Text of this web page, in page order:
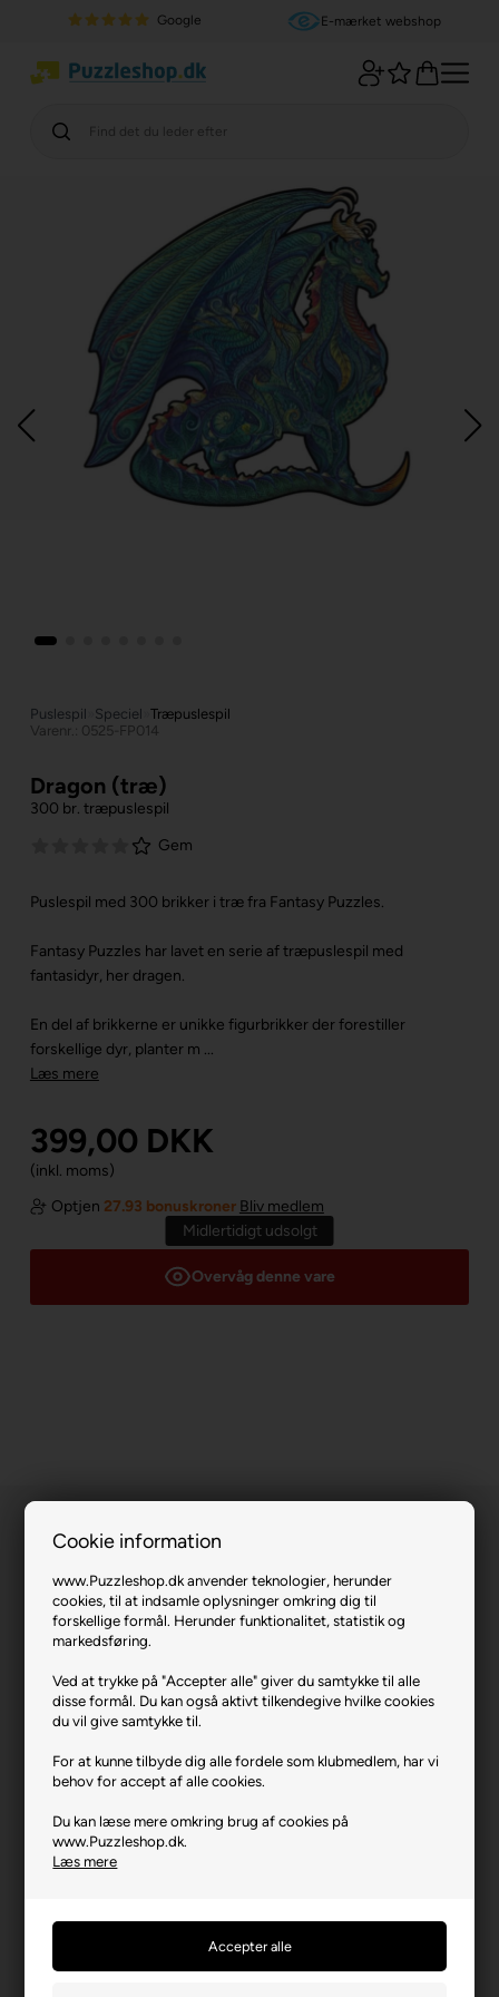
Cookie information
www.Puzzleshop.dk anvender teknologier, herunder
cookies, til at indsamle oplysninger omkring dig til
forskellige formål. Herunder funktionalitet, statistik og
markedsføring.
Ved at trykke på "Accepter alle" giver du samtykke til alle
disse formål. Du kan også aktivt tilkendegive hvilke cookies
du vil give samtykke til.
For at kunne tilbyde dig alle fordele som klubmedlem, har vi
behov for accept af alle cookies.
Du kan læse mere omkring brug af cookies på
www.Puzzleshop.dk.
Læs mere
Google E-mærket webshop
Puslespil Speciel Træpuslespil
Varenr.: 0525-FP014
Dragon (træ)
300 br. træpuslespil
Gem
Puslespil med 300 brikker i træ fra Fantasy Puzzles.
Fantasy Puzzles har lavet en serie af træpuslespil med
fantasidyr, her dragen.
En del af brikkerne er unikke figurbrikker der forestiller
forskellige dyr, planter m ...
Læs mere
399,00 DKK
(inkl. moms)
Optjen 27.93 bonuskroner Bliv medlem
Midlertidigt udsolgt
Overvåg denne vare
Dragon (træ).
Varenr.: 0525-FP014
Producent
Antal brikker
300 (træbrikker)
Bredde i cm (ca.)
Producentadresse
Producent hjemmeside
Advarsler
Ikke til børn under 3 år.